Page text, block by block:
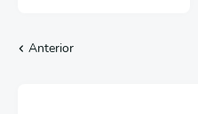
Anterior